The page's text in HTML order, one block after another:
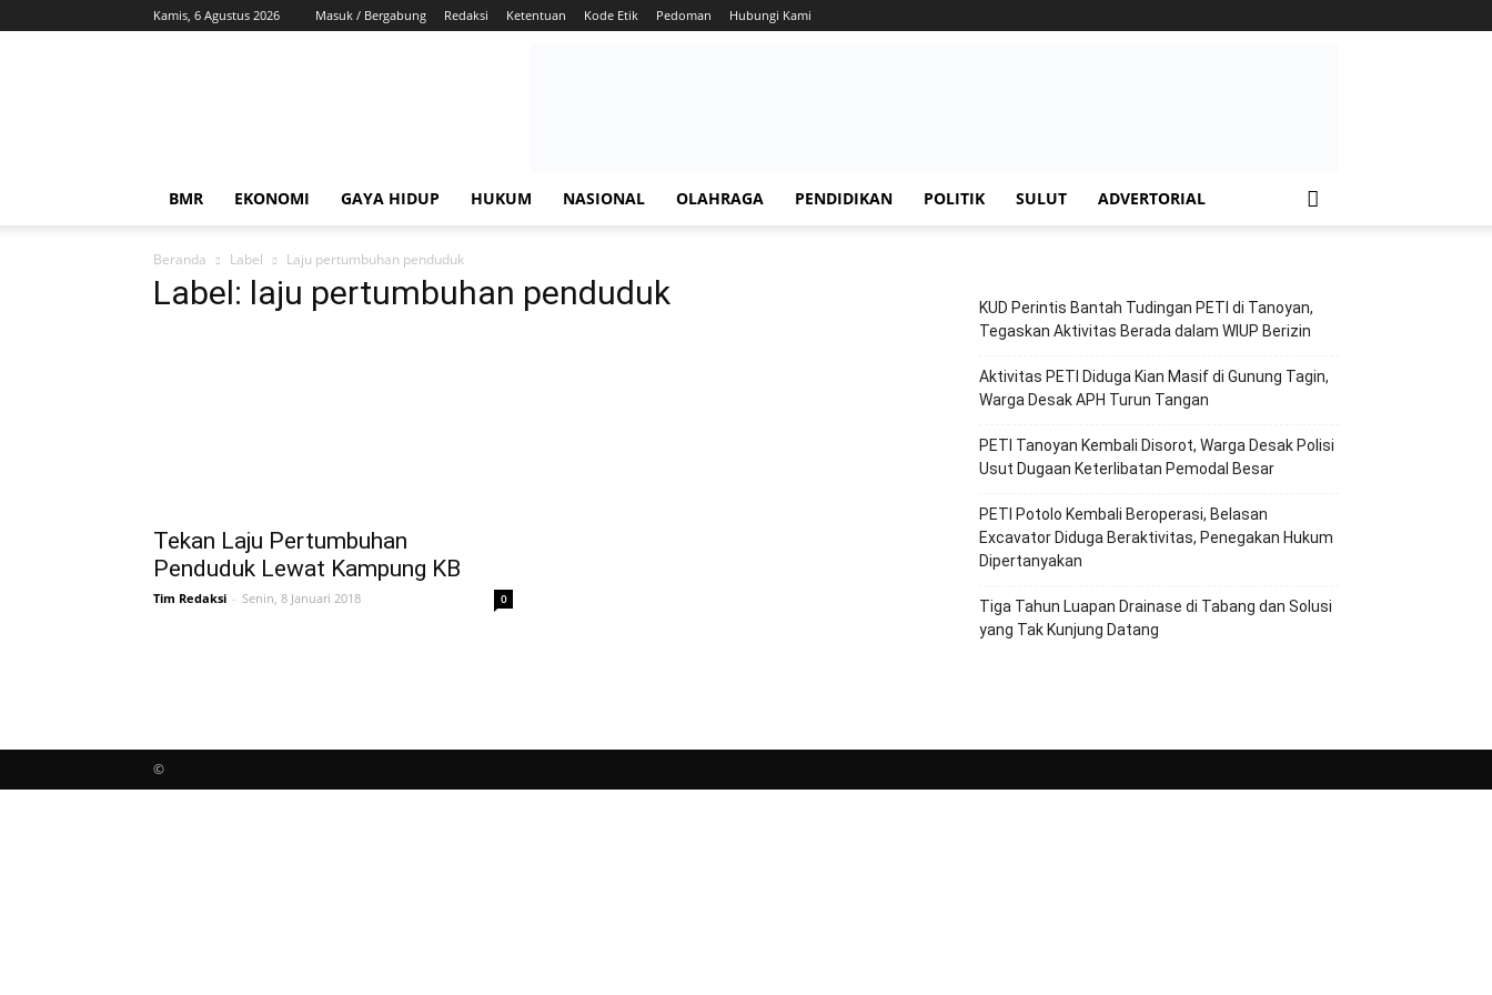
Kamis, 6 Agustus 2026 Masuk / Bergabung Redaksi Ketentuan Kode Etik Pedoman Hubungi Kami
BMR EKONOMI GAYA HIDUP HUKUM NASIONAL OLAHRAGA PENDIDIKAN POLITIK SULUT ADVERTORIAL
Beranda Label Laju pertumbuhan penduduk
Label: laju pertumbuhan penduduk
Tekan Laju Pertumbuhan
Penduduk Lewat Kampung KB
Tim Redaksi - Senin, 8 Januari 2018 0
KUD Perintis Bantah Tudingan PETI di Tanoyan,
Tegaskan Aktivitas Berada dalam WIUP Berizin
Aktivitas PETI Diduga Kian Masif di Gunung Tagin,
Warga Desak APH Turun Tangan
PETI Tanoyan Kembali Disorot, Warga Desak Polisi
Usut Dugaan Keterlibatan Pemodal Besar
PETI Potolo Kembali Beroperasi, Belasan
Excavator Diduga Beraktivitas, Penegakan Hukum
Dipertanyakan
Tiga Tahun Luapan Drainase di Tabang dan Solusi
yang Tak Kunjung Datang
©